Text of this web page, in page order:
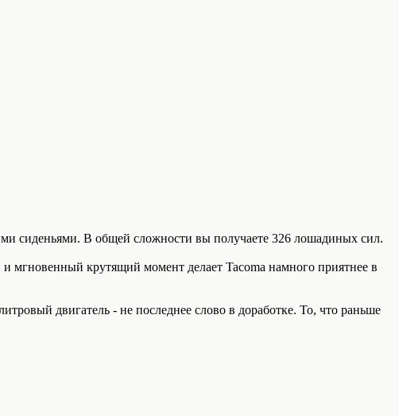
сиденьями. В общей сложности вы получаете 326 лошадиных сил.
мгновенный крутящий момент делает Tacoma намного приятнее в
двигатель - не последнее слово в доработке. То, что раньше